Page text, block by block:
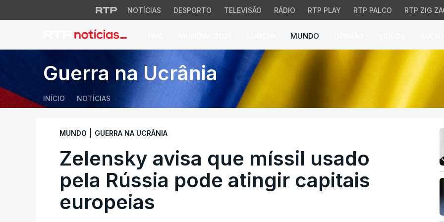
NOTÍCIAS DESPORTO TELEVISÃO RÁDIO RTP PLAY RTP PALCO RTP ZIG
MUNDO
Zelensky avisa que míssil usado pela
Guerra na Ucrânia
INÍCIO NOTÍCIAS
MUNDO GUERRA NA UCRÂNIA
Zelensky avisa que míssil usado
pela Rússia pode atingir capitais
europeias